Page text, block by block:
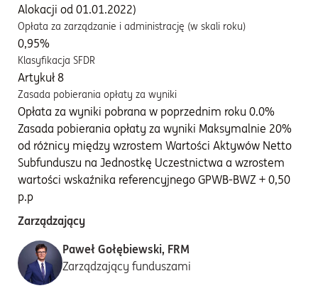
Alokacji od 01.01.2022)
Opłata za zarządzanie i administrację (w skali roku)
0,95%
Klasyfikacja SFDR
Artykuł 8
Zasada pobierania opłaty za wyniki
Opłata za wyniki pobrana w poprzednim roku 0.0%
Zasada pobierania opłaty za wyniki Maksymalnie 20%
od różnicy między wzrostem Wartości Aktywów Netto
Subfunduszu na Jednostkę Uczestnictwa a wzrostem
wartości wskaźnika referencyjnego GPWB-BWZ + 0,50
p.p
Zarządzający
Paweł Gołębiewski, FRM
Zarządzający funduszami